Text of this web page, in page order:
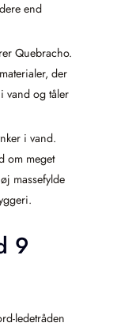
end
Quebracho.
der
vand og tåler
i vand.
om meget
massefylde
9
ledetråden